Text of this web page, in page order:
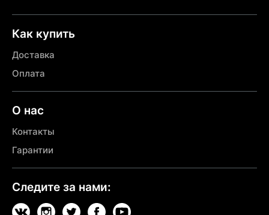
Как купить
Доставка
Оплата
О нас
Контакты
Гарантии
Следите за нами: